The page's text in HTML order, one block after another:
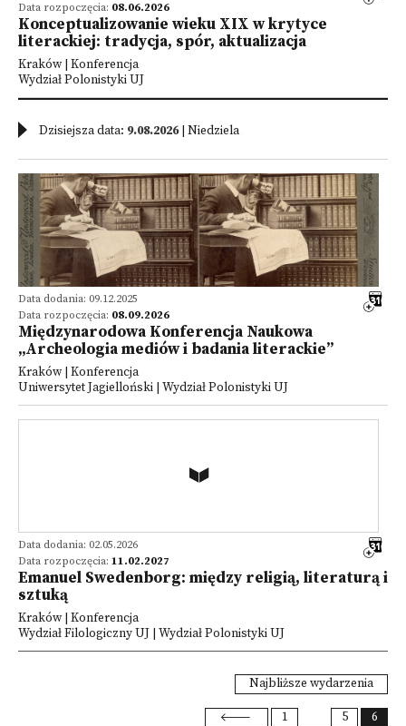
Data rozpoczęcia: 08.06.2026
Konceptualizowanie wieku XIX w krytyce
literackiej: tradycja, spór, aktualizacja
Kraków | Konferencja
Wydział Polonistyki UJ
Dzisiejsza data: 9.08.2026| Niedziela
Data dodania: 09.12.2025
Data rozpoczęcia: 08.09.2026
Międzynarodowa Konferencja Naukowa
„Archeologia mediów i badania literackie”
Kraków | Konferencja
Uniwersytet Jagielloński | Wydział Polonistyki UJ
Data dodania: 02.05.2026
Data rozpoczęcia: 11.02.2027
Emanuel Swedenborg: między religią, literaturą i
sztuką
Kraków | Konferencja
Wydział Filologiczny UJ | Wydział Polonistyki UJ
Najbliższe wydarzenia
1 5 6